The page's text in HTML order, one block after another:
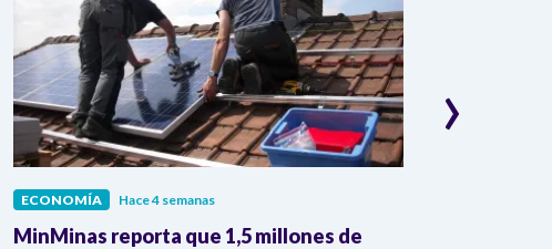
ECONOMÍA Hace 4 semanas
MinMinas reporta que 1,5 millones de
›